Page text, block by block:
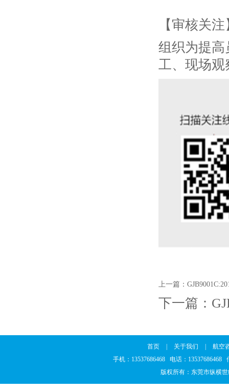
【审核关注
组织为提
工、现场
上一篇：
下一篇：
首页 关于我们
航空
手机：13537686468 电话：13537686468
版权所有：东莞市纵横